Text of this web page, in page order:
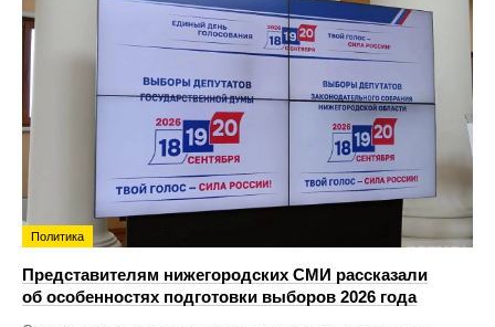
Политика
Представителям нижегородских СМИ рассказали
об особенностях подготовки выборов 2026 года